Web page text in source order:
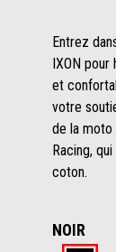
Entrez
IXON
et
votre
de la moto
Racing,
coton.
NOIR